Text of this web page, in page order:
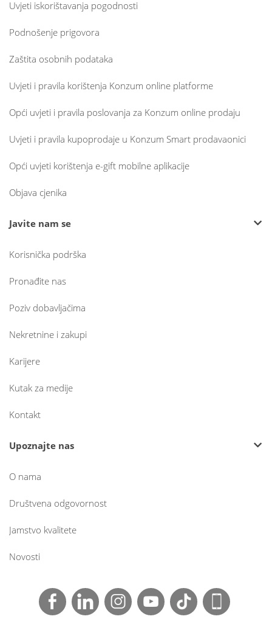
Uvjeti iskorištavanja pogodnosti
Podnošenje prigovora
Zaštita osobnih podataka
Uvjeti i pravila korištenja Konzum online platforme
Opći uvjeti i pravila poslovanja za Konzum online prodaju
Uvjeti i pravila kupoprodaje u Konzum Smart prodavaonici
Opći uvjeti korištenja e-gift mobilne aplikacije
Objava cjenika
Javite nam se
Korisnička podrška
Pronađite nas
Poziv dobavljačima
Nekretnine i zakupi
Karijere
Kutak za medije
Kontakt
Upoznajte nas
O nama
Društvena odgovornost
Jamstvo kvalitete
Novosti